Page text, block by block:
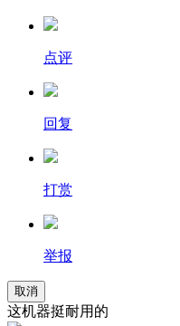
点评
回复
打赏
举报
取消
这机器挺耐用的